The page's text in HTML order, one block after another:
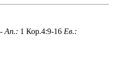
Ап.: 1 Кор.4:9-16 Ев.: